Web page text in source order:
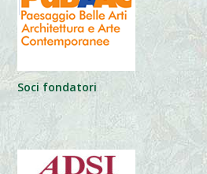
Soci fondatori